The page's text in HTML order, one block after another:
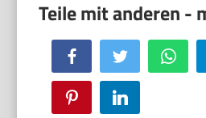
Facebook Twitter
Pinterest LinkedIn